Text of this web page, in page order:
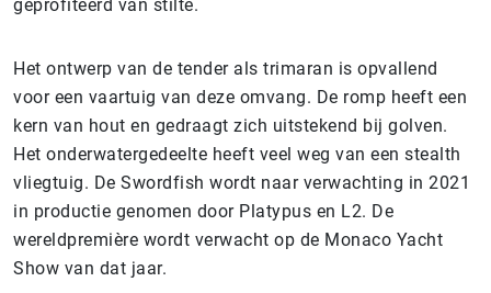
geprofiteerd van stilte.
Het ontwerp van de tender als trimaran is opvallend
voor een vaartuig van deze omvang. De romp heeft een
kern van hout en gedraagt zich uitstekend bij golven.
Het onderwatergedeelte heeft veel weg van een stealth
vliegtuig. De Swordfish wordt naar verwachting in 2021
in productie genomen door Platypus en L2. De
wereldpremière wordt verwacht op de Monaco Yacht
Show van dat jaar.